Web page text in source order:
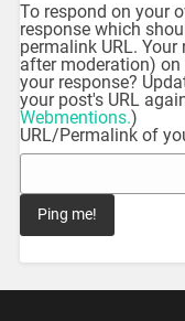
To respond on your
response which
permalink URL.
after moderation)
your response?
your post's URL
Webmentions.)
URL/Permalink of